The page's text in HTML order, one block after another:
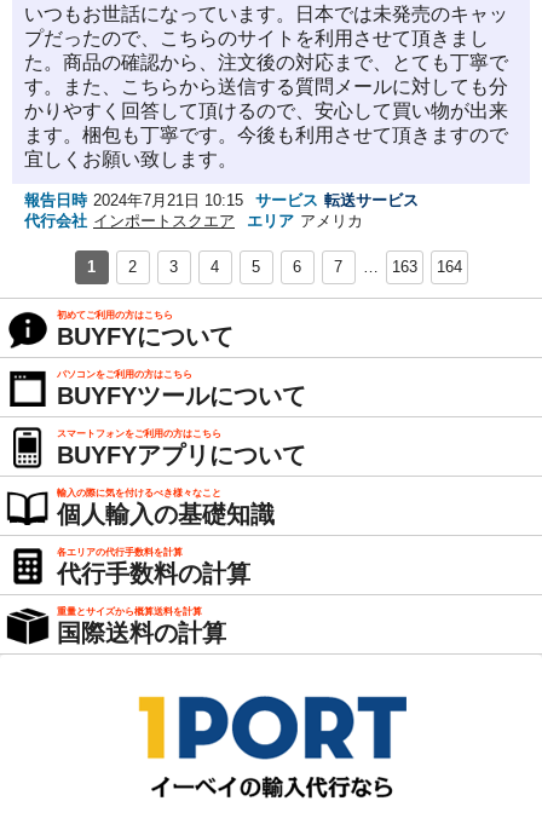
いつもお世話になっています。日本では未発売のキャッ
プだったので、こちらのサイトを利用させて頂きまし
た。商品の確認から、注文後の対応まで、とても丁寧で
す。また、こちらから送信する質問メールに対しても分
かりやすく回答して頂けるので、安心して買い物が出来
ます。梱包も丁寧です。今後も利用させて頂きますので
宜しくお願い致します。
報告日時 2024年7月21日 10:15 サービス 転送サービス
代行会社 インポートスクエア エリア アメリカ
1 2 3 4 5 6 7 … 163 164
初めてご利用の方はこちら
BUYFYについて
パソコンをご利用の方はこちら
BUYFYツールについて
スマートフォンをご利用の方はこちら
BUYFYアプリについて
輸入の際に気を付けるべき様々なこと
個人輸入の基礎知識
各エリアの代行手数料を計算
代行手数料の計算
重量とサイズから概算送料を計算
国際送料の計算